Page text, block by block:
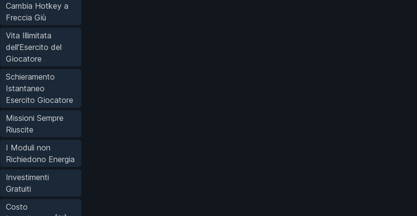
Cambia Hotkey a
Freccia Giù
Vita Illimitata
dell'Esercito del
Giocatore
Schieramento
Istantaneo
Esercito Giocatore
Missioni Sempre
Riuscite
I Moduli non
Richiedono Energia
Investimenti
Gratuiti
Costo